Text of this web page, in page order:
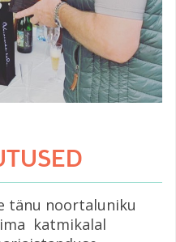
tänu noortaluniku
katmikalal